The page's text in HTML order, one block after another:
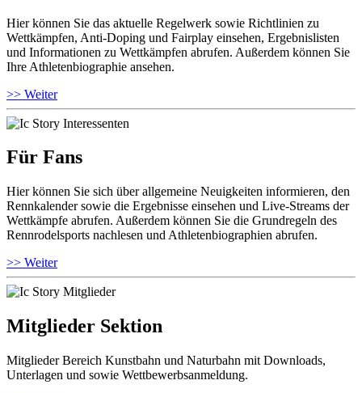
Hier können Sie das aktuelle Regelwerk sowie Richtlinien zu
Wettkämpfen, Anti-Doping und Fairplay einsehen, Ergebnislisten
und Informationen zu Wettkämpfen abrufen. Außerdem können Sie
Ihre Athletenbiographie ansehen.
>> Weiter
Für Fans
Hier können Sie sich über allgemeine Neuigkeiten informieren, den
Rennkalender sowie die Ergebnisse einsehen und Live-Streams der
Wettkämpfe abrufen. Außerdem können Sie die Grundregeln des
Rennrodelsports nachlesen und Athletenbiographien abrufen.
>> Weiter
Mitglieder Sektion
Mitglieder Bereich Kunstbahn und Naturbahn mit Downloads,
Unterlagen und sowie Wettbewerbsanmeldung.